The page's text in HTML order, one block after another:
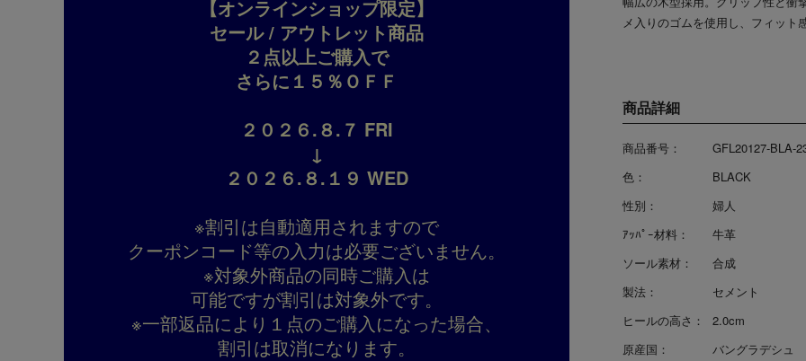
【オンラインショップ限定】
セール / アウトレット商品
２点以上ご購入で
さらに１５％ＯＦＦ
２０２６.８.７ FRI
↓
２０２６.８.１９ WED
※割引は自動適用されますので
クーポンコード等の入力は必要ございません。
※対象外商品の同時ご購入は
可能ですが割引は対象外です。
※一部返品により１点のご購入になった場合、
割引は取消になります。
商品詳細
商品番号：
GFL20127-BLA-
色：
BLACK
性別：
婦人
ｱｯﾊﾟｰ材料：
牛革
ソール素材：
合成
製法：
セメント
ヒールの高さ：
2.0cm
原産国：
バングラデシュ
メ入りのゴムを使用し、フィット